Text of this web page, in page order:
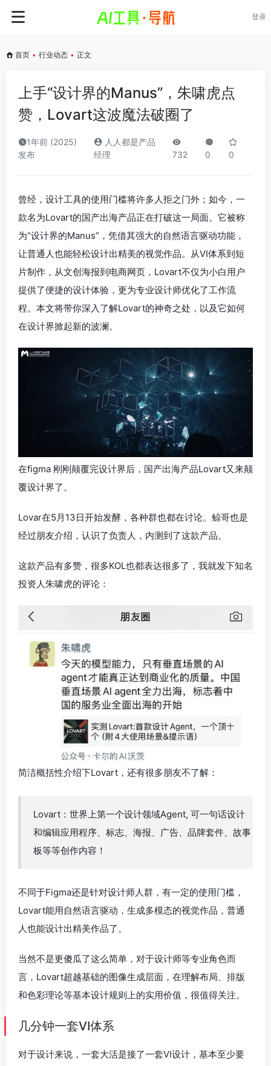
登录
首页 • 行业动态 • 正文
上手“设计界的Manus”，朱啸虎点
赞，Lovart这波魔法破圈了
1年前 (2025)
发布
人人都是产品
经理
732 0 0
曾经，设计工具的使用门槛将许多人拒之门外；如今，一
款名为Lovart的国产出海产品正在打破这一局面。它被称
为“设计界的Manus”，凭借其强大的自然语言驱动功能，
让普通人也能轻松设计出精美的视觉作品。从VI体系到短
片制作，从文创海报到电商网页，Lovart不仅为小白用户
提供了便捷的设计体验，更为专业设计师优化了工作流
程。本文将带你深入了解Lovart的神奇之处，以及它如何
在设计界掀起新的波澜。
在figma 刚刚颠覆完设计界后，国产出海产品Lovart又来颠
覆设计界了。
Lovar在5月13日开始发酵，各种群也都在讨论。鲸哥也是
经过朋友介绍，认识了负责人，内测到了这款产品。
这款产品有多赞，很多KOL也都表达很多了，我就发下知名
投资人朱啸虎的评论：
简洁概括性介绍下Lovart，还有很多朋友不了解：
Lovart：世界上第一个设计领域Agent, 可一句话设计
和编辑应用程序、标志、海报、广告、品牌套件、故事
板等等创作内容！
不同于Figma还是针对设计师人群，有一定的使用门槛，
Lovart能用自然语言驱动，生成多模态的视觉作品，普通
人也能设计出精美作品了。
当然不是更傻瓜了这么简单，对于设计师等专业角色而
言，Lovart超越基础的图像生成层面，在理解布局、排版
和色彩理论等基本设计规则上的实用价值，很值得关注。
几分钟一套VI体系
对于设计来说，一套大活是接了一套VI设计，基本至少要